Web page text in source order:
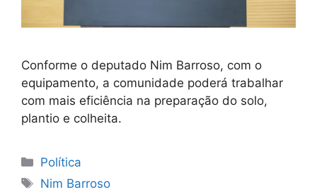
Conforme o deputado Nim Barroso, com o
equipamento, a comunidade poderá trabalhar
com mais eficiência na preparação do solo,
plantio e colheita.
Categorias
Política
Tags
Nim Barroso